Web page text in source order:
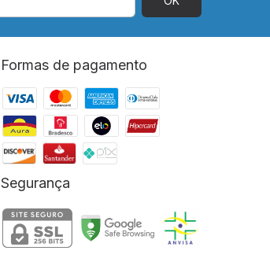
Formas de pagamento
Segurança